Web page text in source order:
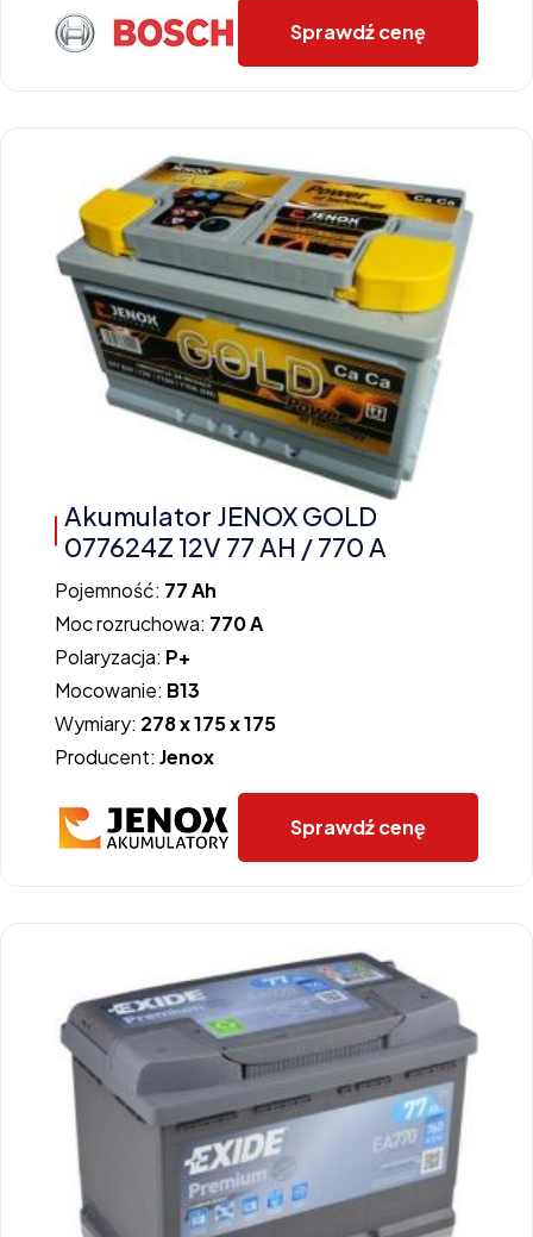
Sprawdź cenę
Akumulator JENOX GOLD
077624Z 12V 77 AH / 770 A
Pojemność: 77 Ah
Moc rozruchowa: 770 A
Polaryzacja: P+
Mocowanie: B13
Wymiary: 278 x 175 x 175
Producent: Jenox
Sprawdź cenę